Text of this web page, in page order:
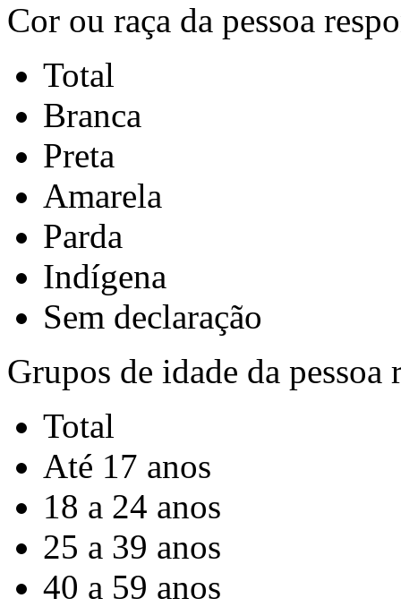
Cor ou raça da pessoa
Total
Branca
Preta
Amarela
Parda
Indígena
Sem declaração
Grupos de idade da
Total
Até 17 anos
18 a 24 anos
25 a 39 anos
40 a 59 anos